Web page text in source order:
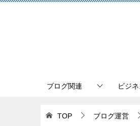
ブログ関連 ビジネ
TOP ブログ運営